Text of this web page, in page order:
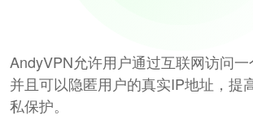
AndyVPN允许用户通过互联网访问一
并且可以隐匿用户的真实IP地址，提
私保护。